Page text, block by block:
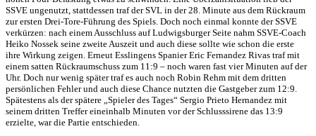
SSVE ungenutzt, stattdessen traf der SVL in der 28. Minute aus dem Rückraum
zur ersten Drei-Tore-Führung des Spiels. Doch noch einmal konnte der SSVE
verkürzen: nach einem Ausschluss auf Ludwigsburger Seite nahm SSVE-Coach
Heiko Nossek seine zweite Auszeit und auch diese sollte wie schon die erste
ihre Wirkung zeigen. Erneut Esslingens Spanier Eric Fernandez Rivas traf mit
einem satten Rückraumschuss zum 11:9 – noch waren fast vier Minuten auf der
Uhr. Doch nur wenig später traf es auch noch Robin Rehm mit dem dritten
persönlichen Fehler und auch diese Chance nutzten die Gastgeber zum 12:9.
Spätestens als der spätere „Spieler des Tages“ Sergio Prieto Hernandez mit
seinem dritten Treffer eineinhalb Minuten vor der Schlusssirene das 13:9
erzielte, war die Partie entschieden.